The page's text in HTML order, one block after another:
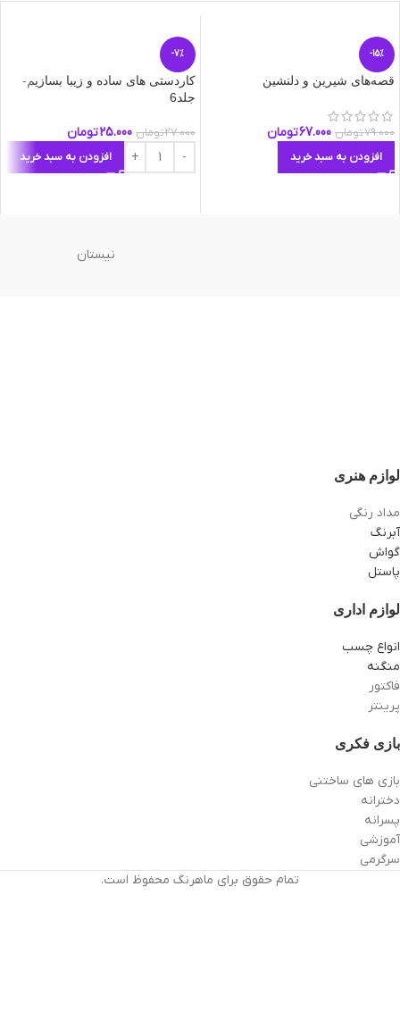
-15%
قصه‌های شیرین و دلنشین
79.000تومان 67.000تومان
افزودن به سبد خرید
-7%
کاردستی های ساده و زیبا بسازیم-
جلد6
27.000تومان 25.000تومان
افزودن به سبد خرید
نیستان
لوازم هنری
مداد رنگی
آبرنگ
گواش
پاستل
لوازم اداری
انواع چسب
منگنه
فاکتور
پرینتر
بازی فکری
بازی های ساختنی
دخترانه
پسرانه
آموزشی
سرگرمی
تمام حقوق برای ماهرنگ محفوظ است.